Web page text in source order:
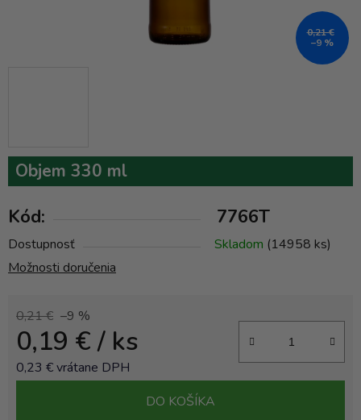
Objem 330 ml
Kód: 7766T
Dostupnosť Skladom (14958 ks)
Možnosti doručenia
0,21 € –9 %
0,19 €/ ks
0,23 € vrátane DPH
DO KOŠÍKA
0,21 €
–9 %